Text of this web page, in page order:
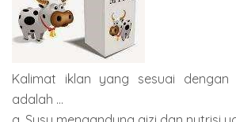
Kalimat iklan yang sesuai
adalah ...